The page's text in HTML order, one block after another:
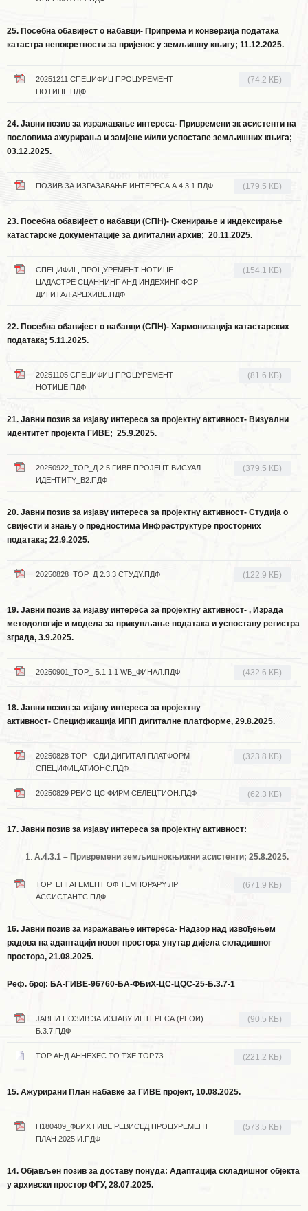
25. Посебна обавијест о набавци- Припрема и конверзија података
катастра непокретности за пријенос у земљишну књигу; 11.12.2025.
20251211 СПЕЦИФИЦ ПРОЦУРЕМЕНТ
НОТИЦЕ.ПДФ
(74.2 КБ)
24. Јавни позив за изражавање интереса- Привремени зк асистенти на
пословима ажурирања и замјене и/или успоставе земљишних књига;
03.12.2025.
ПОЗИВ ЗА ИЗРАЗАВАЊЕ ИНТЕРЕСА А.4.3.1.ПДФ (179.5 КБ)
23. Посебна обавијест о набавци (СПН)- Скенирање и индексирање
катастарске документације за дигитални архив; 20.11.2025.
СПЕЦИФИЦ ПРОЦУРЕМЕНТ НОТИЦЕ -
ЦАДАСТРЕ СЦАННИНГ АНД ИНДЕXИНГ ФОР
ДИГИТАЛ АРЦХИВЕ.ПДФ
(154.1 КБ)
22. Посебна обавијест о набавци (СПН)- Хармонизација катастарских
података; 5.11.2025.
20251105 СПЕЦИФИЦ ПРОЦУРЕМЕНТ
НОТИЦЕ.ПДФ
(81.6 КБ)
21. Јавни позив за изјаву интереса за пројектну активност- Визуални
идентитет пројекта ГИВЕ; 25.9.2025.
20250922_ТОР_Д.2.5 ГИВЕ ПРОЈЕЦТ ВИСУАЛ
ИДЕНТИТY_В2.ПДФ
(379.5 КБ)
20. Јавни позив за изјаву интереса за пројектну активност- Студија о
свијести и знању о предностима Инфраструктуре просторних
података; 22.9.2025.
20250828_ТОР_Д 2.3.3 СТУДY.ПДФ (122.9 КБ)
19. Јавни позив за изјаву интереса за пројектну активност- , Израда
методологије и модела за прикупљање података и успоставу регистра
зграда, 3.9.2025.
20250901_ТОР_ Б.1.1.1 WБ_ФИНАЛ.ПДФ (432.6 КБ)
18. Јавни позив за изјаву интереса за пројектну
активност- Спецификација ИПП дигиталне платформе, 29.8.2025.
20250828 ТОР - СДИ ДИГИТАЛ ПЛАТФОРМ
СПЕЦИФИЦАТИОНС.ПДФ
(323.8 КБ)
20250829 РЕИО ЦС ФИРМ СЕЛЕЦТИОН.ПДФ (62.3 КБ)
17. Јавни позив за изјаву интереса за пројектну активност:
А.4.3.1 – Привремени земљишнокњижни асистенти; 25.8.2025.
ТОР_ЕНГАГЕМЕНТ ОФ ТЕМПОРАРY ЛР
АССИСТАНТС.ПДФ
(671.9 КБ)
16. Јавни позив за изражавање интереса- Надзор над извођењем
радова на адаптацији новог простора унутар дијела складишног
простора, 21.08.2025.
Реф. број: БА-ГИВЕ-96760-БА-ФБиХ-ЦС-ЦQС-25-Б.3.7-1
ЈАВНИ ПОЗИВ ЗА ИЗЈАВУ ИНТЕРЕСА (РЕОИ)
Б.3.7.ПДФ
(90.5 КБ)
ТОР АНД АННЕXЕС ТО ТХЕ ТОР.7З (221.2 КБ)
15. Ажурирани План набавке за ГИВЕ пројект, 10.08.2025.
П180409_ФБИХ ГИВЕ РЕВИСЕД ПРОЦУРЕМЕНТ
ПЛАН 2025 И.ПДФ
(573.5 КБ)
14. Објављен позив за доставу понуда: Адаптација складишног објекта
у архивски простор ФГУ, 28.07.2025.